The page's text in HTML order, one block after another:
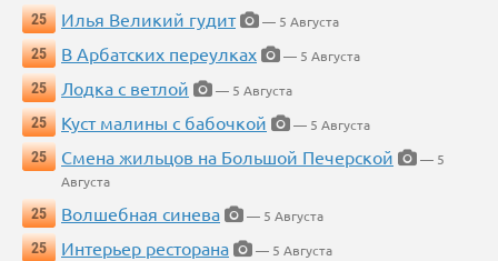
25
Илья Великий гудит
— 5 Августа
25
В Арбатских переулках
— 5 Августа
25
Лодка с ветлой
— 5 Августа
25
Куст малины с бабочкой
— 5 Августа
25
Смена жильцов на Большой Печерской
— 5
Августа
25
Волшебная синева
— 5 Августа
25
Интерьер ресторана — 5 Августа